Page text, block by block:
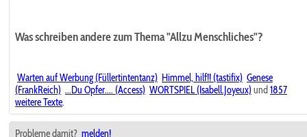
Was schreiben andere zum Thema "Allzu Menschliches"?
Warten auf Werbung (Füllertintentanz) Himmel, hilf!! (tastifix) Genese
(FrankReich) ...Du Opfer.... (Access) WORTSPIEL (Isabell.Joyeux) und 1857
weitere Texte.
Probleme damit? melden!